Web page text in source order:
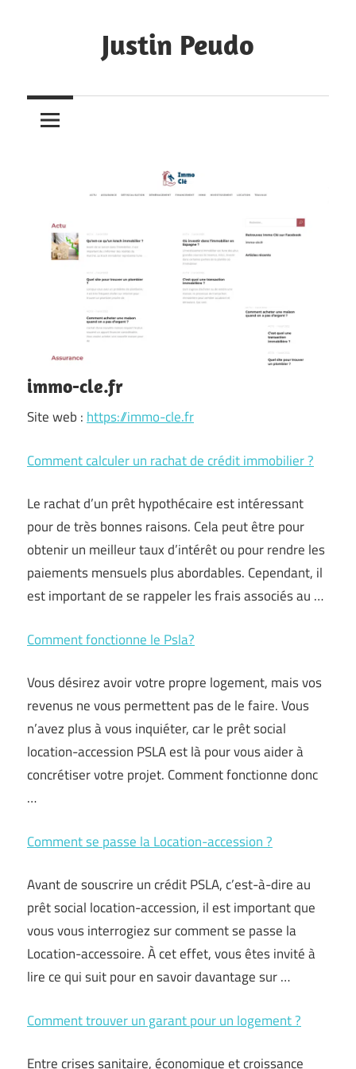
Justin Peudo
immo-cle.fr
Site web :https://immo-cle.fr
Comment calculer un rachat de crédit immobilier ?
Le rachat d’un prêt hypothécaire est intéressant
pour de très bonnes raisons. Cela peut être pour
obtenir un meilleur taux d’intérêt ou pour rendre les
paiements mensuels plus abordables. Cependant, il
est important de se rappeler les frais associés au …
Comment fonctionne le Psla?
Vous désirez avoir votre propre logement, mais vos
revenus ne vous permettent pas de le faire. Vous
n’avez plus à vous inquiéter, car le prêt social
location-accession PSLA est là pour vous aider à
concrétiser votre projet. Comment fonctionne donc
…
Comment se passe la Location-accession ?
Avant de souscrire un crédit PSLA, c’est-à-dire au
prêt social location-accession, il est important que
vous vous interrogiez sur comment se passe la
Location-accessoire. À cet effet, vous êtes invité à
lire ce qui suit pour en savoir davantage sur …
Comment trouver un garant pour un logement ?
Entre crises sanitaire, économique et croissance